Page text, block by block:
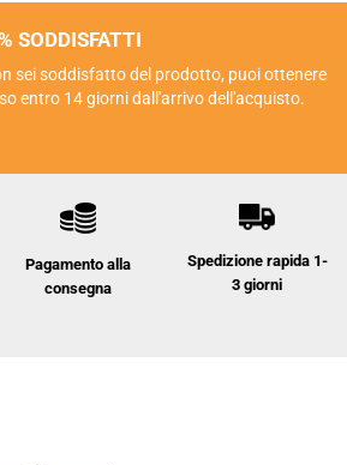
SODDISFATTI
sei soddisfatto del prodotto, puoi ottenere
entro 14 giorni dall'arrivo dell'acquisto.
Pagamento alla
consegna
Spedizione rapida 1-
3 giorni